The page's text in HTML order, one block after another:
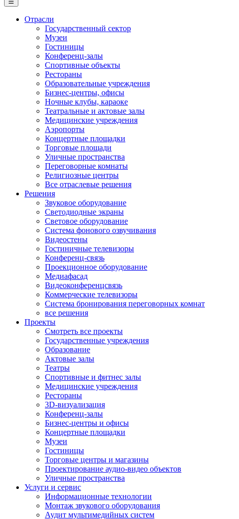
Отрасли
Государственный сектор
Музеи
Гостиницы
Конференц-залы
Спортивные объекты
Рестораны
Образовательные учреждения
Бизнес-центры, офисы
Ночные клубы, караоке
Театральные и актовые залы
Медицинские учреждения
Аэропорты
Концертные площадки
Торговые площади
Уличные пространства
Переговорные комнаты
Религиозные центры
Все отраслевые решения
Решения
Звуковое оборудование
Светодиодные экраны
Световое оборудование
Система фонового озвучивания
Видеостены
Гостиничные телевизоры
Конференц-связь
Проекционное оборудование
Медиафасад
Видеоконференцсвязь
Коммерческие телевизоры
Система бронирования переговорных комнат
все решения
Проекты
Смотреть все проекты
Государственные учреждения
Образование
Актовые залы
Театры
Спортивные и фитнес залы
Медицинские учреждения
Рестораны
3D-визуализация
Конференц-залы
Бизнес-центры и офисы
Концертные площадки
Музеи
Гостиницы
Торговые центры и магазины
Проектирование аудио-видео объектов
Уличные пространства
Услуги и сервис
Информационные технологии
Монтаж звукового оборудования
Аудит мультимедийных систем